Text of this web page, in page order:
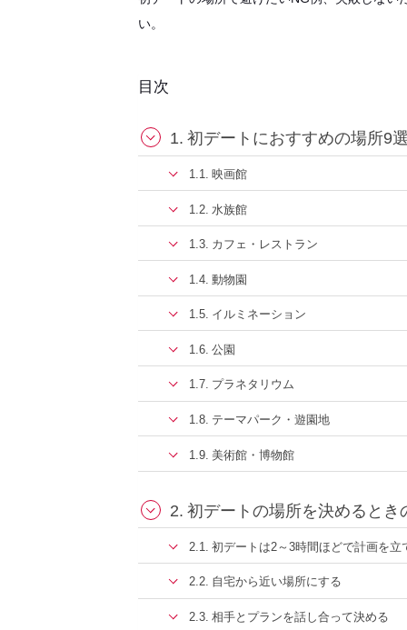
い。
目次
初デートにおすすめの場所9
映画館
水族館
カフェ・レストラン
動物園
イルミネーション
公園
プラネタリウム
テーマパーク・遊園地
美術館・博物館
初デートの場所を決めるとき
初デートは2～3時間ほどで計画を立
自宅から近い場所にする
相手とプランを話し合って決める